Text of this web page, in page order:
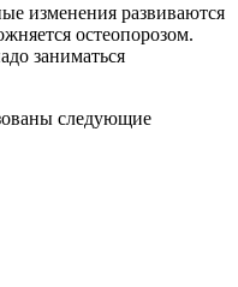
изменения развиваются
остеопорозом.
заниматься
следующие